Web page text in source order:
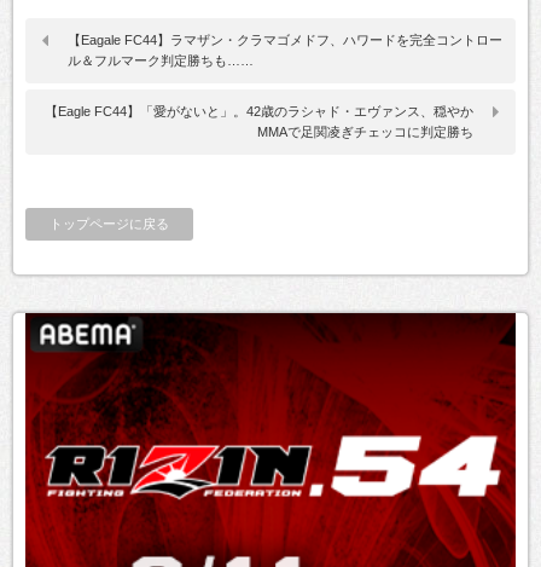
【Eagale FC44】ラマザン・クラマゴメドフ、ハワードを完全コントロー
ル＆フルマーク判定勝ちも……
【Eagle FC44】「愛がないと」。42歳のラシャド・エヴァンス、穏やか
MMAで足関凌ぎチェッコに判定勝ち
トップページに戻る